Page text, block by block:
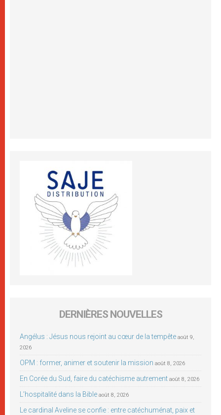
DERNIÈRES NOUVELLES
Angélus : Jésus nous rejoint au cœur de la tempête août 9,
2026
OPM : former, animer et soutenir la mission août 8, 2026
En Corée du Sud, faire du catéchisme autrement août 8, 2026
L’hospitalité dans la Bible août 8, 2026
Le cardinal Aveline se confie : entre catéchuménat, paix et